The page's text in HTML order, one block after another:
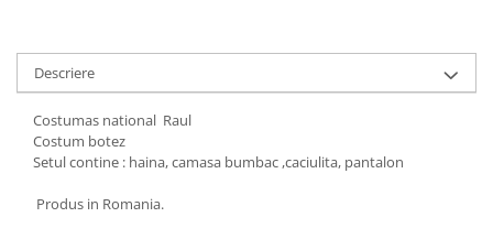
Descriere
Costumas national Raul
Costum botez
Setul contine : haina, camasa bumbac ,caciulita, pantalon
Produs in Romania.